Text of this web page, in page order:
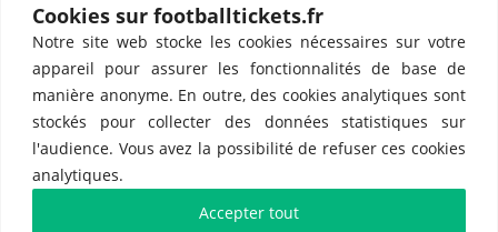
Cookies sur footballtickets.fr
Notre site web stocke les cookies nécessaires sur votre
appareil pour assurer les fonctionnalités de base de
manière anonyme. En outre, des cookies analytiques sont
stockés pour collecter des données statistiques sur
l'audience. Vous avez la possibilité de refuser ces cookies
analytiques.
Accepter tout
ETTS 365 SL, Rambla de Catalunya 38, 8, 1, 08007 Barcelone, Espagne |
Partenaires de l'US Changé 53 💙et de l'US Bretons de Paris 🤍